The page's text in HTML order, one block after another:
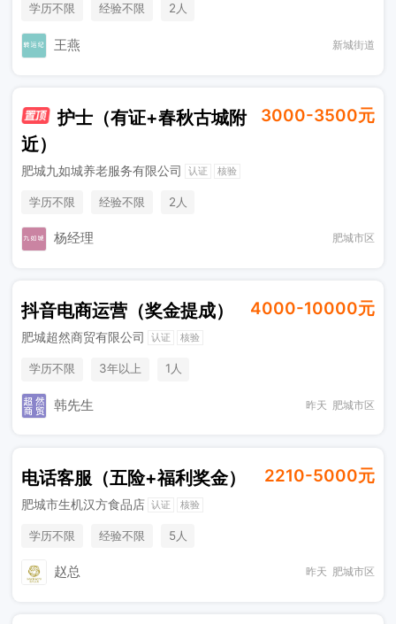
学历不限 经验不限 2人
王燕 新城街道
护士（有证+春秋古城附
近）
3000-3500元
肥城九如城养老服务有限公司 认证 核验
学历不限 经验不限 2人
杨经理 肥城市区
抖音电商运营（奖金提成） 4000-10000元
肥城超然商贸有限公司 认证 核验
学历不限 3年以上 1人
韩先生 昨天 肥城市区
电话客服（五险+福利奖金） 2210-5000元
肥城市生机汉方食品店 认证 核验
学历不限 经验不限 5人
赵总 昨天 肥城市区